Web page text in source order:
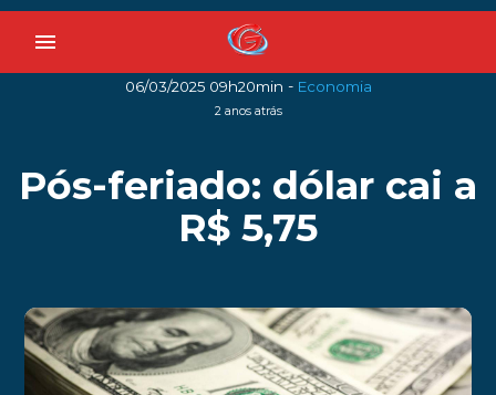
menu
06/03/2025 09h20min - Economia
2 anos atrás
Pós-feriado: dólar cai a
R$ 5,75